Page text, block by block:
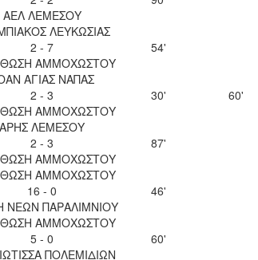
ΑΕΛ ΛΕΜΕΣΟΥ
ΛΕΥΚΩΣΙΑΣ
2 - 7
ΑΜΜΟΧΩΣΤΟΥ
54'
ΑΓΙΑΣ ΝΑΠΑΣ
2 - 3
ΑΜΜΟΧΩΣΤΟΥ
30' 60'
ΑΡΗΣ ΛΕΜΕΣΟΥ
2 - 3
ΑΜΜΟΧΩΣΤΟΥ
87'
ΑΜΜΟΧΩΣΤΟΥ
16 - 0
ΝΕΩΝ ΠΑΡΑΛΙΜΝΙΟΥ
46'
ΑΜΜΟΧΩΣΤΟΥ
5 - 0
ΠΟΛΕΜΙΔΙΩΝ
60'